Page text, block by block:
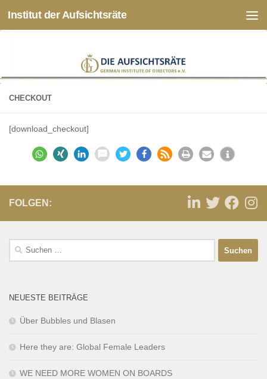
Zum Inhalt springen
Institut der Aufsichtsräte
CHECKOUT
[download_checkout]
FOLGEN:
NEUESTE BEITRÄGE
Über Bubbles und Blasen
Here they are: Global Female Leaders
WE NEED MORE WOMEN ON BOARDS